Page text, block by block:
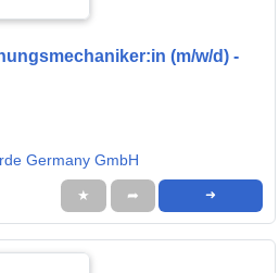
(m/w/d) -
Germany GmbH
★ ➦ ➜